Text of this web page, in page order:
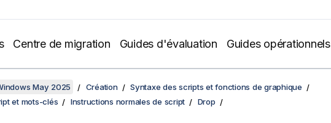
Centre de migration Guides d'évaluation Guides opérationnels
May 2025 Création
Syntaxe des scripts et fonctions de graphique
et mots-clés
Instructions normales de script Drop